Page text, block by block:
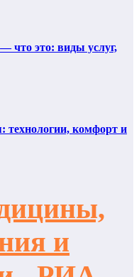
что это: виды услуг,
технологии, комфорт и
и